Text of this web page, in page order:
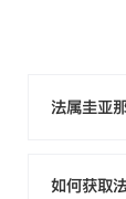
法属圭亚
如何获取